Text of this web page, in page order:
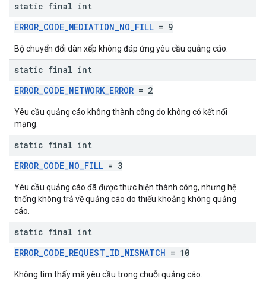
static final int
ERROR_CODE_MEDIATION_NO_FILL = 9
Bộ chuyển đổi dàn xếp không đáp ứng yêu cầu quảng cáo.
static final int
ERROR_CODE_NETWORK_ERROR = 2
Yêu cầu quảng cáo không thành công do không có kết nối
mạng.
static final int
ERROR_CODE_NO_FILL = 3
Yêu cầu quảng cáo đã được thực hiện thành công, nhưng hệ
thống không trả về quảng cáo do thiếu khoảng không quảng
cáo.
static final int
ERROR_CODE_REQUEST_ID_MISMATCH = 10
Không tìm thấy mã yêu cầu trong chuỗi quảng cáo.